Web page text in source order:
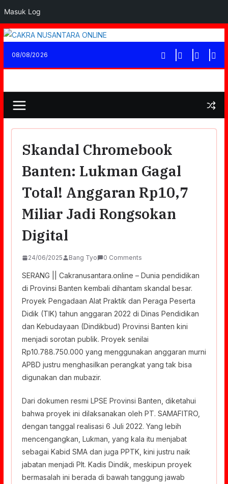
Masuk Log
Skip
content
08/08/2026
Skandal Chromebook
Banten: Lukman Gagal
Total! Anggaran Rp10,7
Miliar Jadi Rongsokan
Digital
24/06/2025 Bang Tyo 0 Comments
SERANG || Cakranusantara.online – Dunia pendidikan
di Provinsi Banten kembali dihantam skandal besar.
Proyek Pengadaan Alat Praktik dan Peraga Peserta
Didik (TIK) tahun anggaran 2022 di Dinas Pendidikan
dan Kebudayaan (Dindikbud) Provinsi Banten kini
menjadi sorotan publik. Proyek senilai
Rp10.788.750.000 yang menggunakan anggaran murni
APBD justru menghasilkan perangkat yang tak bisa
digunakan dan mubazir.
Dari dokumen resmi LPSE Provinsi Banten, diketahui
bahwa proyek ini dilaksanakan oleh PT. SAMAFITRO,
dengan tanggal realisasi 6 Juli 2022. Yang lebih
mencengangkan, Lukman, yang kala itu menjabat
sebagai Kabid SMA dan juga PPTK, kini justru naik
jabatan menjadi Plt. Kadis Dindik, meskipun proyek
bermasalah ini berada di bawah tanggung jawab